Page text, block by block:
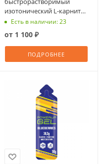
изотонический L-карнитин
1800, быстрораств. табл.
Есть в наличии: 23
от 1 100 ₽
ПОДРОБНЕЕ